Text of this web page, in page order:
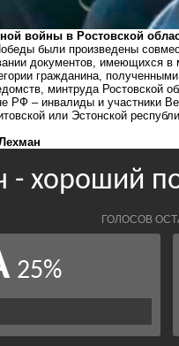
войны в Ростовской
были произведены
документов, имеющихся
гражданина,
минтруда Ростовской
РФ – инвалиды и участники
или Эстонской